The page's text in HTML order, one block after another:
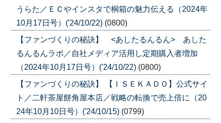
うらた／ＥＣやインスタで桐箱の魅力伝える（2024年
10月17日号）('24/10/22) (0800)
【ファンづくりの秘訣】 <あしたるんるん> あした
るんるんラボ／自社メディア活用し定期購入者増加
（2024年10月17日号）('24/10/22) (0800)
【ファンづくりの秘訣】 【ＩＳＥＫＡＤＯ】公式サイ
ト／二軒茶屋餅角屋本店／戦略の転換で売上倍に（20
24年10月10日号）('24/10/15) (0799)